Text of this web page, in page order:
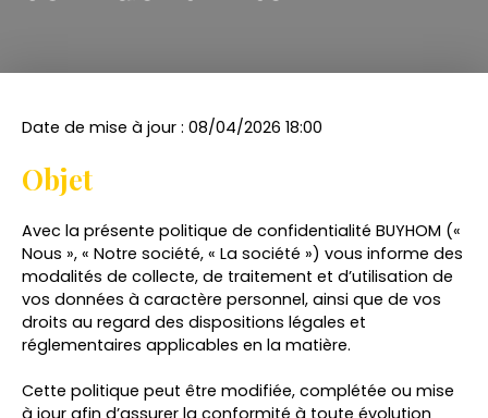
Date de mise à jour : 08/04/2026 18:00
Objet
Avec la présente politique de confidentialité BUYHOM («
Nous », « Notre société, « La société ») vous informe des
modalités de collecte, de traitement et d’utilisation de
vos données à caractère personnel, ainsi que de vos
droits au regard des dispositions légales et
réglementaires applicables en la matière.
Cette politique peut être modifiée, complétée ou mise
à jour afin d’assurer la conformité à toute évolution